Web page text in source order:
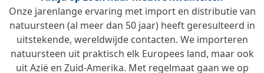
Onze jarenlange ervaring met import en distributie van
natuursteen (al meer dan 50 jaar) heeft geresulteerd in
uitstekende, wereldwijde contacten. We importeren
natuursteen uit praktisch elk Europees land, maar ook
uit Azië en Zuid-Amerika. Met regelmaat gaan we op